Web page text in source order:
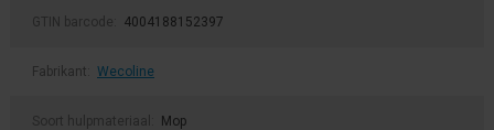
GTIN barcode: 4004188152397
Fabrikant: Wecoline
Soort hulpmateriaal: Mop